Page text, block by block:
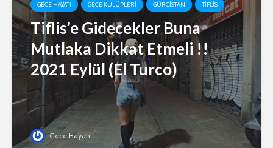
GECE HAYATI GECE KULÜPLERI GÜRCISTAN TIFLIS
Tiflis’e Gidecekler Buna
Mutlaka Dikkat Etmeli !!
2021 Eylül (El Turco)
Gece Hayatı